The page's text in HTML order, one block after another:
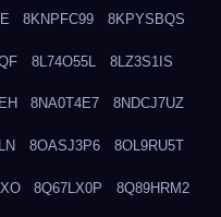
8KNPFC99 8KPYSBQS
8L74O55L 8LZ3S1IS
8NA0T4E7 8NDCJ7UZ
8OASJ3P6 8OL9RU5T
8Q67LX0P 8Q89HRM2